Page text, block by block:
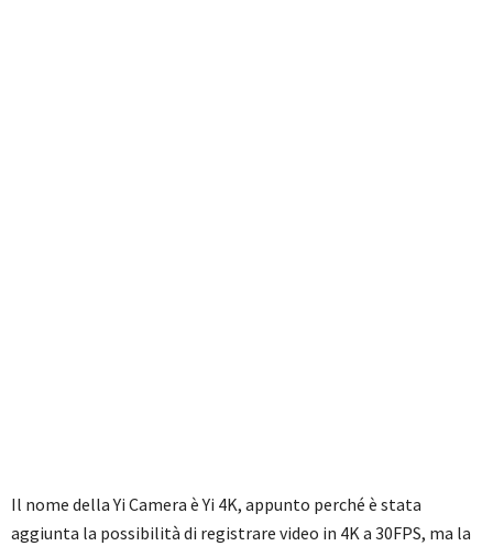
Il nome della Yi Camera è Yi 4K, appunto perché è stata
aggiunta la possibilità di registrare video in 4K a 30FPS, ma la